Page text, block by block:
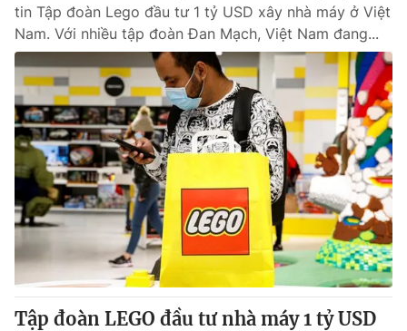
tin Tập đoàn Lego đầu tư 1 tỷ USD xây nhà máy ở Việt
Nam. Với nhiều tập đoàn Đan Mạch, Việt Nam đang...
Tập đoàn LEGO đầu tư nhà máy 1 tỷ USD